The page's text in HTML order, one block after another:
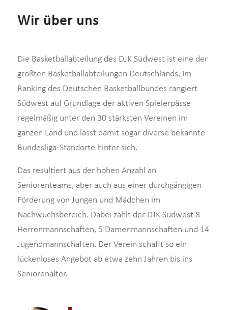
Wir über uns
Die Basketballabteilung des DJK Südwest ist eine der
größten Basketballabteilungen Deutschlands. Im
Ranking des Deutschen Basketballbundes rangiert
Südwest auf Grundlage der aktiven Spielerpässe
regelmäßig unter den 30 stärksten Vereinen im
ganzen Land und lässt damit sogar diverse bekannte
Bundesliga-Standorte hinter sich.
Das resultiert aus der hohen Anzahl an
Seniorenteams, aber auch aus einer durchgängigen
Förderung von Jungen und Mädchen im
Nachwuchsbereich. Dabei zählt der DJK Südwest 8
Herrenmannschaften, 5 Damenmannschaften und 14
Jugendmannschaften. Der Verein schafft so ein
lückenloses Angebot ab etwa zehn Jahren bis ins
Seniorenalter.